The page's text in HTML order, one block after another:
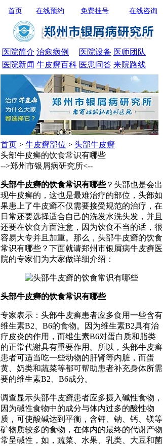
首页 在线咨询
免费挂号
在线预约
医院简介 治愈病例 医院设备 医师团队
医院新闻 牛皮癣百科 医患问答 来院路线
首页 > 牛皮癣部位 > 头部牛皮癣
头部牛皮癣的饮食常识有哪些
-->郑州市银屑病研究所<--
头部牛皮癣的饮食常识有哪些？头部也是会出
现牛皮癣的，这也是最难治疗的部位，头部如
果患上了牛皮癣不仅需要接受规范的治疗，在
日常还要选择适合自己的洗发水洗头发，并且
还要在饮食方面注意，因为饮食不当的话，很
容易大专并且加重。那么，头部牛皮癣的饮食
常识有哪些？下面就请郑州市银屑病牛皮癣医
院的专家们为大家做详细介绍：
头部牛皮癣的饮食常识有哪些
专家表示：头部牛皮癣患者应多食用一些含有
维生素B2、B6的食物。因为维生素B2具有治
疗皮炎的作用，而维生素B6对蛋白质和脂类
的正常代谢具有重要作用。所以，头部牛皮癣
患者可适当吃一些动物的肝肾等内脏，而蛋
黄、奶类和蔬菜等都可帮助患者补充身体所需
要的维生素B2、B6成分。
调查显示头部牛皮癣患者应多摄入碱性食物，
因为碱性食物中的成分与体内过多的酸性物
质，可使酸碱达到平衡，含钾、钠、钙、镁等
矿物质较多的食物，在体内的最终的代谢产物
常呈碱性，如，蔬菜、水果、乳类、大豆和菌